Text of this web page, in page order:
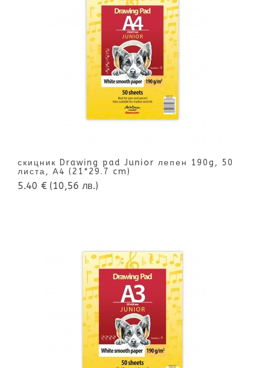
скицник Drawing pad Junior лепен 190g, 50
листа, А4 (21*29.7 cm)
5.40 € (10,56 лв.)